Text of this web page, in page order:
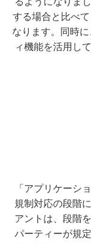
する場合と比べ
なります。同時
ィ機能を活用し
「アプリケーシ
規制対応の段階
アントは、段階
パーティーが規